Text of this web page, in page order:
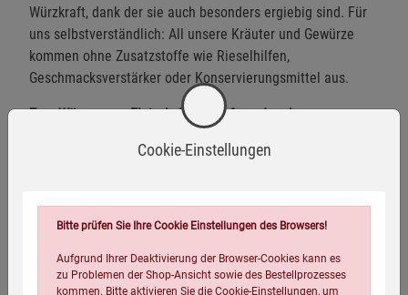
Würzkraft, dank der sie auch besonders ergiebig sind. Für
uns selbstverständlich: All unsere Kräuter und Gewürze
kommen ohne Zusatzstoffe wie Rieselhilfen,
Geschmacksverstärker oder Konservierungsmittel aus.
Zum Würzen von Fleisch, Fisch, Tofu und mehr
Das Grill- und Pfannengewürz schmeckt würzig, pikant.
BIO-zertifiziert:Kontrollstelle DE-ÖKO-001
Herkunft der Zutaten:EU-/Nicht-EU-Landwirtschaft
Cookie-Einstellungen
Bitte prüfen Sie Ihre Cookie Einstellungen des Browsers!
Aufgrund Ihrer Deaktivierung der Browser-Cookies kann es
zu Problemen der Shop-Ansicht sowie des Bestellprozesses
kommen. Bitte aktivieren Sie die Cookie-Einstellungen, um